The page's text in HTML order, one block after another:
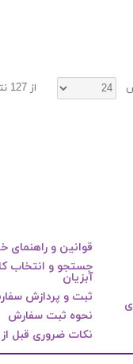
از 127 نتیجه
قوانین و راهنمای
جستجو و انتخاب
آبزیان
ثبت و پردازش
نحوه ثبت سفارش
نکات ضروری قبل